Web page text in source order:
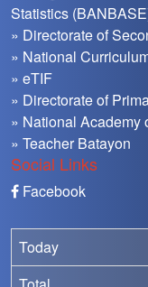
Statistics
» Directorate of
» National
» eTIF
» Directorate of
» National Academy
» Teacher Batayon
Social Links
Facebook
Today